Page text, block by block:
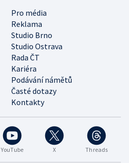
Pro média
Reklama
Studio Brno
Studio Ostrava
Rada ČT
Kariéra
Podávání námětů
Časté dotazy
Kontakty
YouTube X Threads